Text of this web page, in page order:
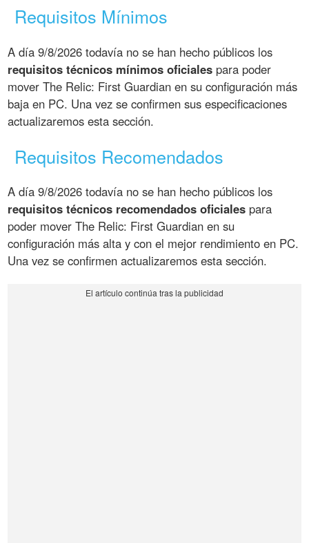
Requisitos Mínimos
A día 9/8/2026 todavía no se han hecho públicos los
requisitos técnicos mínimos oficiales para poder
mover The Relic: First Guardian en su configuración más
baja en PC. Una vez se confirmen sus especificaciones
actualizaremos esta sección.
Requisitos Recomendados
A día 9/8/2026 todavía no se han hecho públicos los
requisitos técnicos recomendados oficiales para
poder mover The Relic: First Guardian en su
configuración más alta y con el mejor rendimiento en PC.
Una vez se confirmen actualizaremos esta sección.